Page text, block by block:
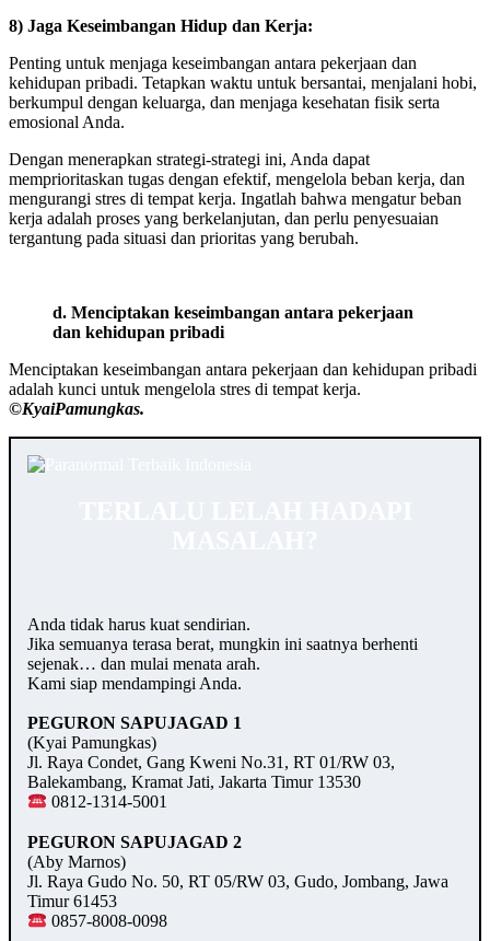
8) Jaga Keseimbangan Hidup dan Kerja:
Penting untuk menjaga keseimbangan antara pekerjaan dan
kehidupan pribadi. Tetapkan waktu untuk bersantai, menjalani hobi,
berkumpul dengan keluarga, dan menjaga kesehatan fisik serta
emosional Anda.
Dengan menerapkan strategi-strategi ini, Anda dapat
memprioritaskan tugas dengan efektif, mengelola beban kerja, dan
mengurangi stres di tempat kerja. Ingatlah bahwa mengatur beban
kerja adalah proses yang berkelanjutan, dan perlu penyesuaian
tergantung pada situasi dan prioritas yang berubah.
d. Menciptakan keseimbangan antara pekerjaan
dan kehidupan pribadi
Menciptakan keseimbangan antara pekerjaan dan kehidupan pribadi
adalah kunci untuk mengelola stres di tempat kerja.
©️KyaiPamungkas.
Anda tidak harus kuat sendirian.
Jika semuanya terasa berat, mungkin ini saatnya berhenti
sejenak… dan mulai menata arah.
Kami siap mendampingi Anda.
PEGURON SAPUJAGAD 1
(Kyai Pamungkas)
Jl. Raya Condet, Gang Kweni No.31, RT 01/RW 03,
Balekambang, Kramat Jati, Jakarta Timur 13530
0812-1314-5001
PEGURON SAPUJAGAD 2
(Aby Marnos)
Jl. Raya Gudo No. 50, RT 05/RW 03, Gudo, Jombang, Jawa
Timur 61453
0857-8008-0098